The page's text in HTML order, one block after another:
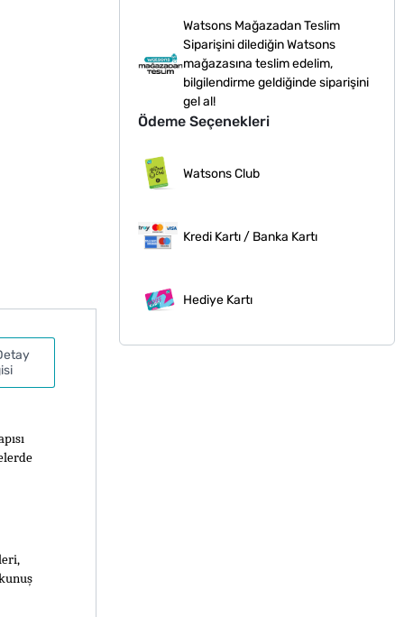
Watsons Mağazadan Teslim
Siparişini dilediğin Watsons
mağazasına teslim edelim,
bilgilendirme geldiğinde siparişini
gel al!
Ödeme Seçenekleri
Watsons Club
Kredi Kartı / Banka Kartı
Hediye Kartı